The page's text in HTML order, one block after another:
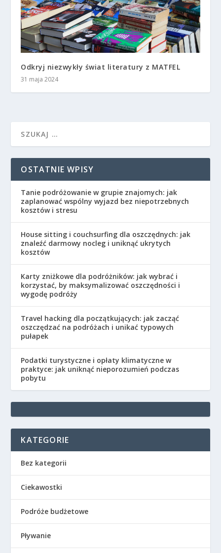
Odkryj niezwykły świat literatury z MATFEL
31 maja 2024
OSTATNIE WPISY
Tanie podróżowanie w grupie znajomych: jak
zaplanować wspólny wyjazd bez niepotrzebnych
kosztów i stresu
House sitting i couchsurfing dla oszczędnych: jak
znaleźć darmowy nocleg i uniknąć ukrytych
kosztów
Karty zniżkowe dla podróżników: jak wybrać i
korzystać, by maksymalizować oszczędności i
wygodę podróży
Travel hacking dla początkujących: jak zacząć
oszczędzać na podróżach i unikać typowych
pułapek
Podatki turystyczne i opłaty klimatyczne w
praktyce: jak uniknąć nieporozumień podczas
pobytu
KATEGORIE
Bez kategorii
Ciekawostki
Podróże budżetowe
Pływanie